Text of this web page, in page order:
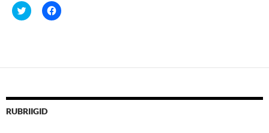
C
l
h
e
o
n
C
l
h
e
o
RUBRIIGID